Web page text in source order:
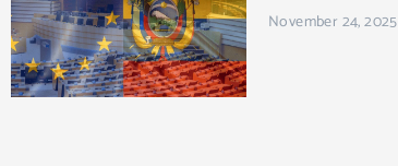
November 24, 2025